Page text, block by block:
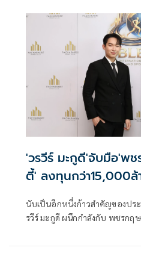
'วรวีร์ มะกูดี'จับมือ'พ
ตี้' ลงทุนกว่า15,000
ศูนย์กลางกีฬาระดับโลก
นับเป็นอีกหนึ่งก้าวสำคัญของปร
รวีร์ มะกูดี ผนึกกำลังกับ พชรก